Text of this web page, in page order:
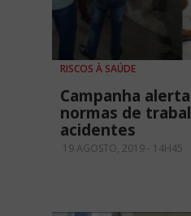
RISCOS À SAÚDE
Campanha
normas de
acidentes
19 AGOSTO, 2019 - 14H45